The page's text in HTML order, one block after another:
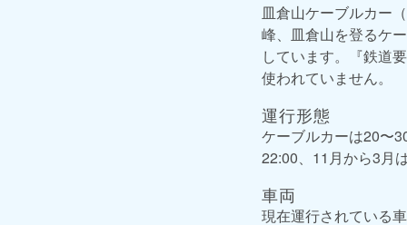
皿倉山ケーブルカー
峰、皿倉山を登るケ
しています。『鉄道
使われていません。
運行形態
ケーブルカーは20〜
22:00、11月から3月
車両
現在運行されている